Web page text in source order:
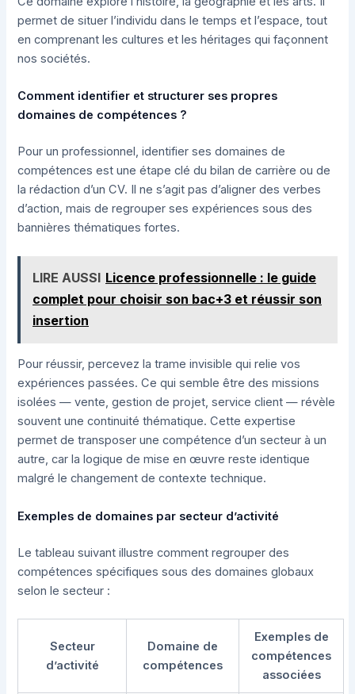
permet de situer l’individu dans le temps et l’espace, tout
en comprenant les cultures et les héritages qui façonnent
nos sociétés.
Comment identifier et structurer ses propres
domaines de compétences ?
Pour un professionnel, identifier ses domaines de
compétences est une étape clé du bilan de carrière ou de
la rédaction d’un CV. Il ne s’agit pas d’aligner des verbes
d’action, mais de regrouper ses expériences sous des
bannières thématiques fortes.
LIRE AUSSI Licence professionnelle : le guide
complet pour choisir son bac+3 et réussir son
insertion
Pour réussir, percevez la trame invisible qui relie vos
expériences passées. Ce qui semble être des missions
isolées — vente, gestion de projet, service client — révèle
souvent une continuité thématique. Cette expertise
permet de transposer une compétence d’un secteur à un
autre, car la logique de mise en œuvre reste identique
malgré le changement de contexte technique.
Exemples de domaines par secteur d’activité
Le tableau suivant illustre comment regrouper des
compétences spécifiques sous des domaines globaux
selon le secteur :
Secteur
d’activité
Domaine de
compétences
Exemples de
compétences
associées